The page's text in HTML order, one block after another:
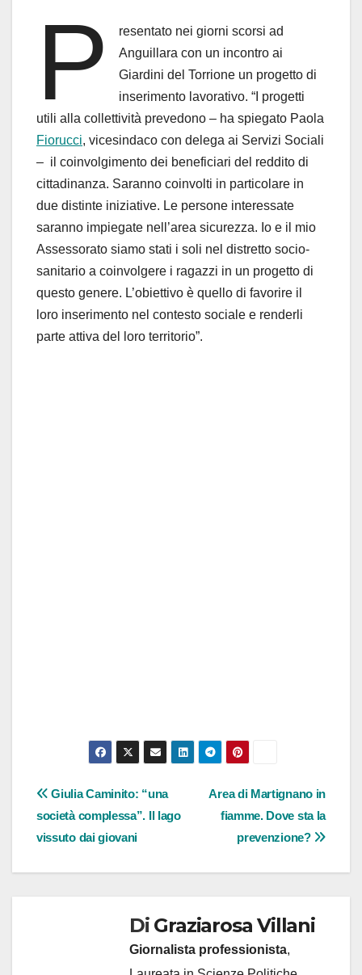
P
resentato nei giorni scorsi ad
Anguillara con un incontro ai
Giardini del Torrione un progetto di
inserimento lavorativo. “I progetti
utili alla collettività prevedono – ha spiegato Paola
Fiorucci, vicesindaco con delega ai Servizi Sociali
– il coinvolgimento dei beneficiari del reddito di
cittadinanza. Saranno coinvolti in particolare in
due distinte iniziative. Le persone interessate
saranno impiegate nell’area sicurezza. Io e il mio
Assessorato siamo stati i soli nel distretto socio-
sanitario a coinvolgere i ragazzi in un progetto di
questo genere. L’obiettivo è quello di favorire il
loro inserimento nel contesto sociale e renderli
parte attiva del loro territorio”.
Navigazione
articoli
Area di Martignano in
fiamme. Dove sta la
prevenzione?
Giulia Caminito: “una
società complessa”. Il lago
vissuto dai giovani
Di Graziarosa Villani
Giornalista professionista,